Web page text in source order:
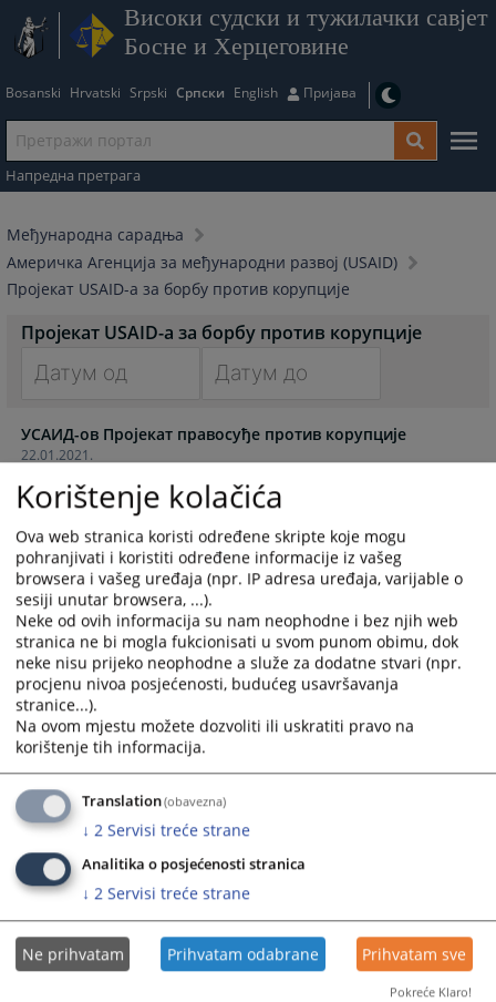
Високи судски и тужилачки савјет
Босне и Херцеговине
Bosanski Hrvatski Srpski Српски English Пријава
Напредна претрага
Међународна сарадња
Америчка Агенција за међународни развој (USAID)
Пројекат USAID-а за борбу против корупције
Пројекат USAID-а за борбу против корупције
forward
to
interact
with
the
calendar
and
select
a
date.
Press
the
question
mark
key
to
get
the
keyboard
shortcuts
for
changing
dates.
forward
to
interact
with
the
calendar
and
select
a
date.
Press
question
mark
key
to
get
keyboard
shortcuts
for
changing
dates.
22.01.2021.
УСАИД-ов Пројекат правосуђе против корупције
Korištenje kolačića
Ova web stranica koristi određene skripte koje mogu
pohranjivati i koristiti određene informacije iz vašeg
browsera i vašeg uređaja (npr. IP adresa uređaja, varijable o
sesiji unutar browsera, ...).
Neke od ovih informacija su nam neophodne i bez njih web
stranica ne bi mogla fukcionisati u svom punom obimu, dok
neke nisu prijeko neophodne a služe za dodatne stvari (npr.
procjenu nivoa posjećenosti, budućeg usavršavanja
stranice...).
Na ovom mjestu možete dozvoliti ili uskratiti pravo na
korištenje tih informacija.
Translation(obavezna)
↓ 2 Servisi treće strane
Analitika o posjećenosti stranica
↓ 2 Servisi treće strane
Ne prihvatam Prihvatam odabrane Prihvatam sve
Pokreće Klaro!